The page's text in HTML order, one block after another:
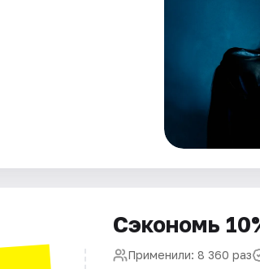
Сэкономь
Применили: 8 360 раз